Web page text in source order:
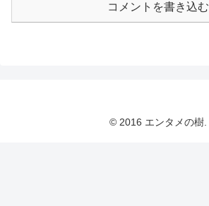
コメントを書き込む
© 2016 エンタメの樹.